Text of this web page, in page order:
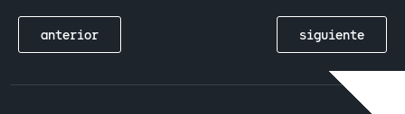
anterior siguiente